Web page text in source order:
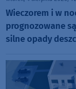
Wieczorem i w
prognozowane
silne opady